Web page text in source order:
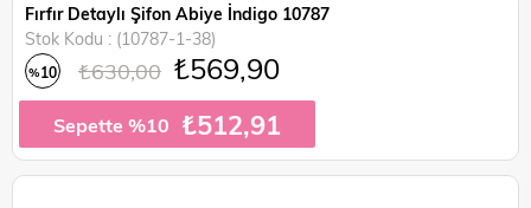
Fırfır Detaylı Şifon Abiye İndigo 10787
Stok Kodu
(10787-1-38)
%10 ₺630,00 ₺569,90
Sepette %10 ₺512,91